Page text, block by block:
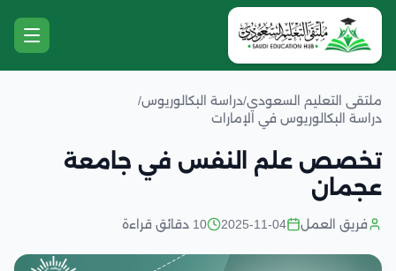
ملتقى التعليم السعودي/دراسة البكالوريوس/
دراسة البكالوريوس في الإمارات
تخصص علم النفس في جامعة
عجمان
فريق العمل 2025-11-04 10 دقائق قراءة